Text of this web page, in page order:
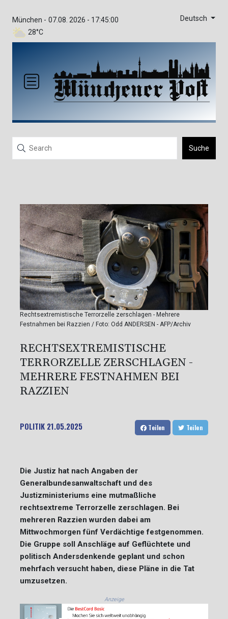
München -
28°C
07.08. 2026 - 17:45:00 Deutsch
Suche
Rechtsextremistische Terrorzelle zerschlagen - Mehrere
Festnahmen bei Razzien / Foto: Odd ANDERSEN - AFP/Archiv
RECHTSEXTREMISTISCHE
TERRORZELLE ZERSCHLAGEN -
MEHRERE FESTNAHMEN BEI
RAZZIEN
POLITIK 21.05.2025 Teilen Teilen
Die Justiz hat nach Angaben der
Generalbundesanwaltschaft und des
Justizministeriums eine mutmaßliche
rechtsextreme Terrorzelle zerschlagen. Bei
mehreren Razzien wurden dabei am
Mittwochmorgen fünf Verdächtige festgenommen.
Die Gruppe soll Anschläge auf Geflüchtete und
politisch Andersdenkende geplant und schon
mehrfach versucht haben, diese Pläne in die Tat
umzusetzen.
Anzeige